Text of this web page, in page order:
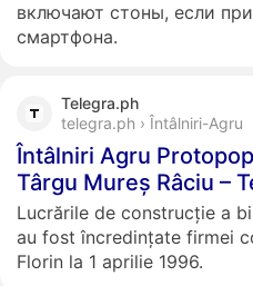
включают стоны, если
смартфона.
Telegra.ph
telegra.ph › Întâlniri-Agru
Întâlniri Agru
Târgu Mureș Râciu –
Lucrările de construcție a
au fost încredințate firmei
Florin la 1 aprilie 1996.